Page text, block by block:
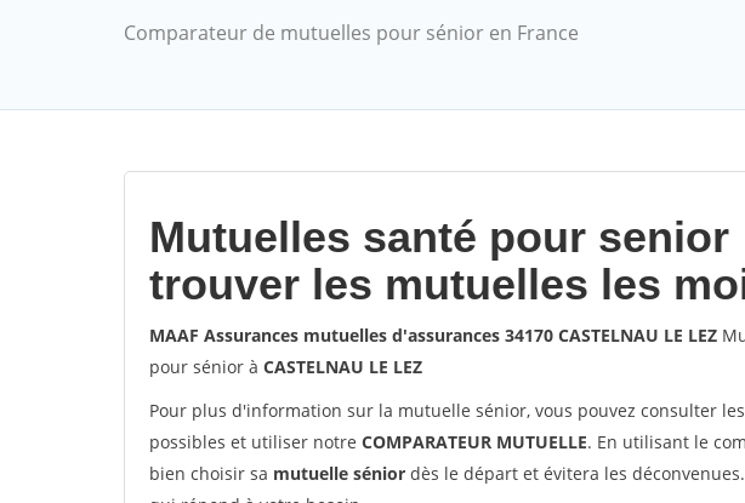
Comparateur de mutuelles pour sénior en France
Mutuelles santé pour senior
trouver les mutuelles les
MAAF Assurances mutuelles d'assurances 34170 CASTELNAU LE LEZ
pour sénior à CASTELNAU LE LEZ
Pour plus d'information sur la mutuelle sénior, vous pouvez consulter
possibles et utiliser notre COMPARATEUR MUTUELLE. En utilisant le
bien choisir sa mutuelle sénior dès le départ et évitera les